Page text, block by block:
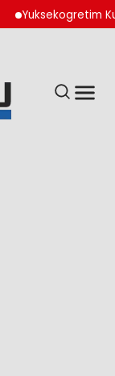
Yuksekogretim